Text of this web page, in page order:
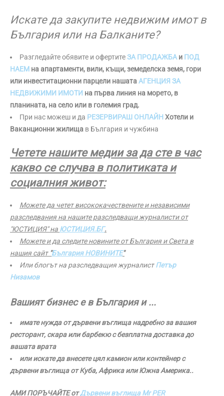
Искате да закупите недвижим имот в
България или на Балканите?
Разгледайте обявите и офертитеЗА ПРОДАЖБА и ПОД
НАЕМ на апартаменти, вили, къщи, земеделска земя, гори
или инвеститационни парцели нашатаАГЕНЦИЯ ЗА
НЕДВИЖИМИ ИМОТИ на първа линия на морето, в
планината, на село или в големия град.
При нас можеш и да РЕЗЕРВИРАШ ОНЛАЙН Хотели и
Ваканционни жилища в България и чужбина
Четете нашите медии за да сте в час
какво се случва в политиката и
социалния живот:
Можете да четет висококачествените и независими
разследвания на нашите разследващи журналисти от
"ЮСТИЦИЯ" на ЮСТИЦИЯ.БГ.
Можете и да следите новините от България и Света в
нашия сайт "България НОВИНИТЕ"
Или блогът на разследващия журналистПетър
Низамов
Вашият бизнес е в България и ...
имате нужда от дървени въглища надребно за вашия
ресторант, скара или барбекю с безплатна доставка до
вашата врата
или искате да внесете цял камион или контейнер с
дървени въглища от Куба, Африка или Южна Америка..
АМИ ПОРЪЧАЙТЕ отДървени въглища Mr PER